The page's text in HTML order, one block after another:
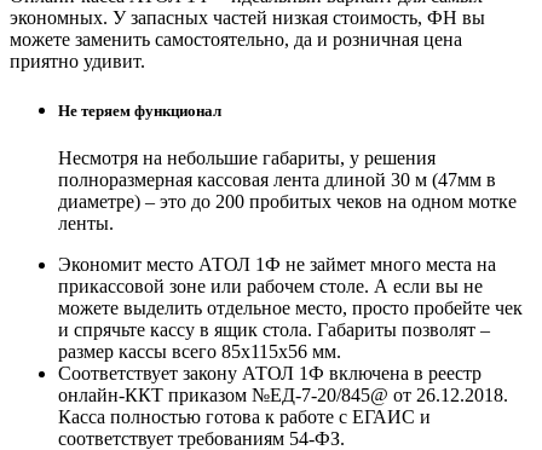
экономных. У запасных частей низкая стоимость, ФН вы
можете заменить самостоятельно, да и розничная цена
приятно удивит.
Не теряем функционал
Несмотря на небольшие габариты, у решения
полноразмерная кассовая лента длиной 30 м (47мм в
диаметре) – это до 200 пробитых чеков на одном мотке
ленты.
Экономит место АТОЛ 1Ф не займет много места на
прикассовой зоне или рабочем столе. А если вы не
можете выделить отдельное место, просто пробейте чек
и спрячьте кассу в ящик стола. Габариты позволят –
размер кассы всего 85x115x56 мм.
Соответствует закону АТОЛ 1Ф включена в реестр
онлайн-ККТ приказом №ЕД-7-20/845@ от 26.12.2018.
Касса полностью готова к работе с ЕГАИС и
соответствует требованиям 54-ФЗ.